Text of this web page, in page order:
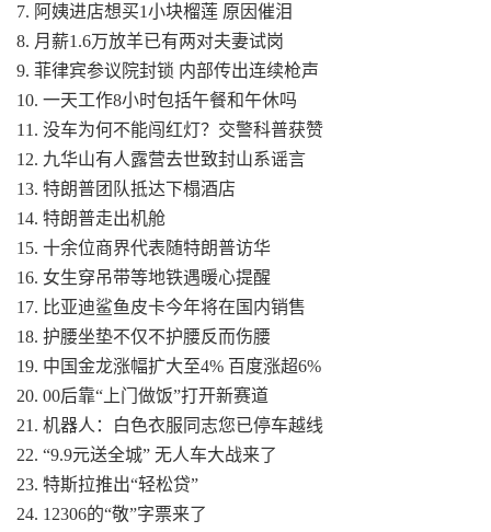
7. 阿姨进店想买1小块榴莲 原因催泪
8. 月薪1.6万放羊已有两对夫妻试岗
9. 菲律宾参议院封锁 内部传出连续枪声
10. 一天工作8小时包括午餐和午休吗
11. 没车为何不能闯红灯？交警科普获赞
12. 九华山有人露营去世致封山系谣言
13. 特朗普团队抵达下榻酒店
14. 特朗普走出机舱
15. 十余位商界代表随特朗普访华
16. 女生穿吊带等地铁遇暖心提醒
17. 比亚迪鲨鱼皮卡今年将在国内销售
18. 护腰坐垫不仅不护腰反而伤腰
19. 中国金龙涨幅扩大至4% 百度涨超6%
20. 00后靠“上门做饭”打开新赛道
21. 机器人：白色衣服同志您已停车越线
22. “9.9元送全城” 无人车大战来了
23. 特斯拉推出“轻松贷”
24. 12306的“敬”字票来了